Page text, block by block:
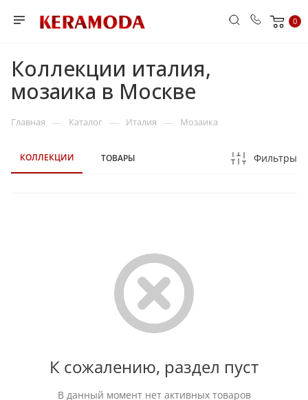
0
Коллекции италия,
мозаика в Москве
Главная — Каталог — Италия — Мозаика
КОЛЛЕКЦИИ ТОВАРЫ Фильтры
К сожалению, раздел пуст
В данный момент нет активных товаров